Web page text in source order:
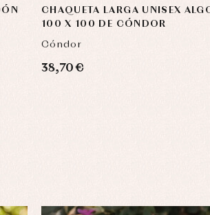
CHAQUETA LARGA UNISEX
100 X 100 DE CÓNDOR
Cóndor
38,70 €